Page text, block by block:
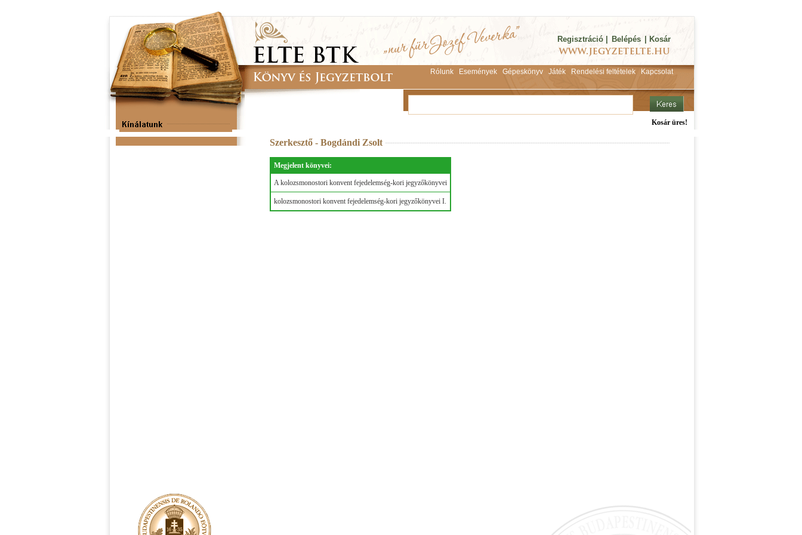
Regisztráció Belépés Kosár
Rólunk Események Gépeskönyv Játék Rendelési feltételek Kapcsolat
Kosár üres!
Szerkesztő - Bogdándi Zsolt
Megjelent könyvei:
A kolozsmonostori konvent fejedelemség-kori jegyzőkönyvei
kolozsmonostori konvent fejedelemség-kori jegyzőkönyvei I.